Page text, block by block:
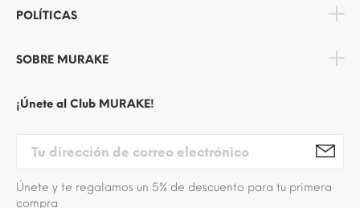
POLÍTICAS
SOBRE MURAKE
¡Únete al Club MURAKE!
Únete y te regalamos un 5% de descuento para tu primera
compra